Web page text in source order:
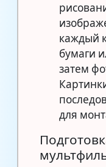
каждый
бумаги
затем
для